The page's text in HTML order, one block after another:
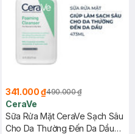
341.000 ₫490.000 ₫
CeraVe
Sữa Rửa Mặt CeraVe Sạch Sâu
Cho Da Thường Đến Da Dầu